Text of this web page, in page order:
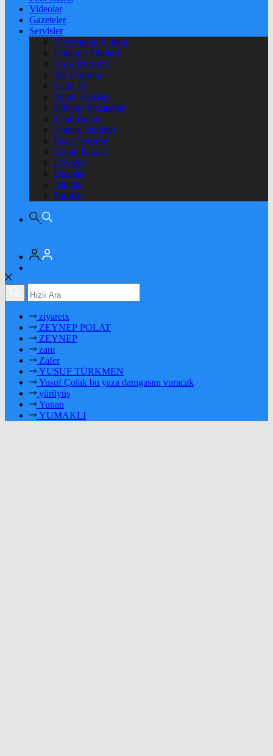
Videolar
Gazeteler
Servisler
Vizyondaki Filmler
Haftanin Filmleri
Hava Durumu
Yol Durumu
Canlı Tv
Yayın Akışları
Nöbetçi Eczaneler
Canlı Borsa
Namaz Vakitleri
Puan Durumu
Kripto Paralar
Dövizler
Hisseler
Altınlar
Pariteler
ziyaretx
ZEYNEP POLAT
ZEYNEP
zam
Zafer
YUSUF TÜRKMEN
Yusuf Çolak bu yaza damgasını vuracak
yürüyüş
Yunan
YUMAKLI